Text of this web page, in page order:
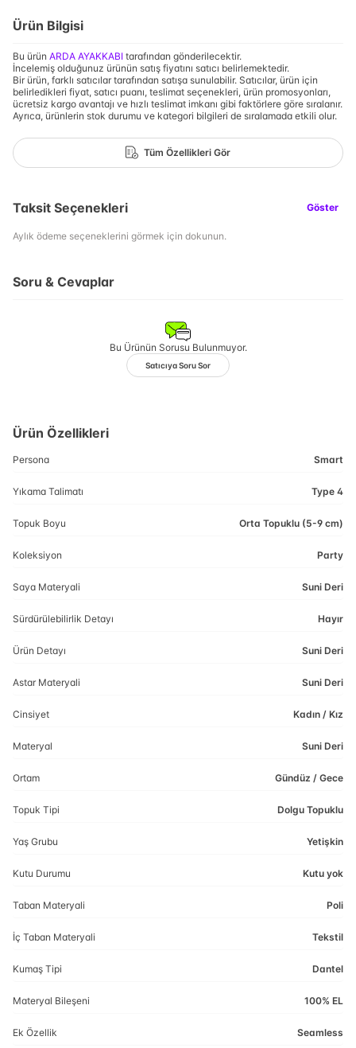
Ürün Bilgisi
Bu ürün ARDA AYAKKABI tarafından gönderilecektir.
İncelemiş olduğunuz ürünün satış fiyatını satıcı belirlemektedir.
Bir ürün, farklı satıcılar tarafından satışa sunulabilir. Satıcılar, ürün için
belirledikleri fiyat, satıcı puanı, teslimat seçenekleri, ürün promosyonları,
ücretsiz kargo avantajı ve hızlı teslimat imkanı gibi faktörlere göre sıralanır.
Ayrıca, ürünlerin stok durumu ve kategori bilgileri de sıralamada etkili olur.
Tüm Özellikleri Gör
Taksit Seçenekleri Göster
Aylık ödeme seçeneklerini görmek için dokunun.
Soru & Cevaplar
Bu Ürünün Sorusu Bulunmuyor.
Satıcıya Soru Sor
Ürün Özellikleri
Persona Smart
Yıkama Talimatı Type 4
Topuk Boyu Orta Topuklu (5-9 cm)
Koleksiyon Party
Saya Materyali Suni Deri
Sürdürülebilirlik Detayı Hayır
Ürün Detayı Suni Deri
Astar Materyali Suni Deri
Cinsiyet Kadın / Kız
Materyal Suni Deri
Ortam Gündüz / Gece
Topuk Tipi Dolgu Topuklu
Yaş Grubu Yetişkin
Kutu Durumu Kutu yok
Taban Materyali Poli
İç Taban Materyali Tekstil
Kumaş Tipi Dantel
Materyal Bileşeni 100% EL
Ek Özellik Seamless